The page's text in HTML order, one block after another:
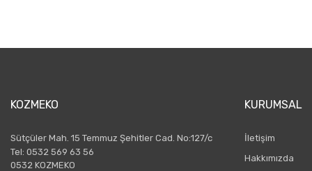
KOZMEKO
Sütçüler Mah. 15 Temmuz Şehitler Cad. No:127/c
Tel: 0532 569 63 56
0532 KOZMEKO
KURUMSAL
İletişim
Hakkımızda